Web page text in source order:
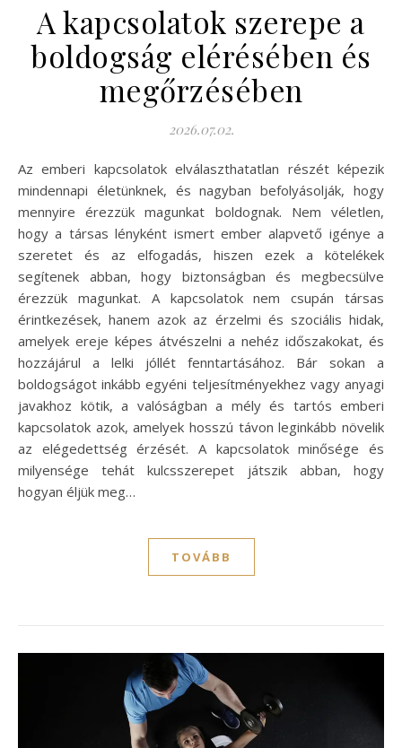
A kapcsolatok szerepe a
boldogság elérésében és
megőrzésében
2026.07.02.
Az emberi kapcsolatok elválaszthatatlan részét képezik
mindennapi életünknek, és nagyban befolyásolják, hogy
mennyire érezzük magunkat boldognak. Nem véletlen,
hogy a társas lényként ismert ember alapvető igénye a
szeretet és az elfogadás, hiszen ezek a kötelékek
segítenek abban, hogy biztonságban és megbecsülve
érezzük magunkat. A kapcsolatok nem csupán társas
érintkezések, hanem azok az érzelmi és szociális hidak,
amelyek ereje képes átvészelni a nehéz időszakokat, és
hozzájárul a lelki jóllét fenntartásához. Bár sokan a
boldogságot inkább egyéni teljesítményekhez vagy anyagi
javakhoz kötik, a valóságban a mély és tartós emberi
kapcsolatok azok, amelyek hosszú távon leginkább növelik
az elégedettség érzését. A kapcsolatok minősége és
milyensége tehát kulcsszerepet játszik abban, hogy
hogyan éljük meg…
TOVÁBB